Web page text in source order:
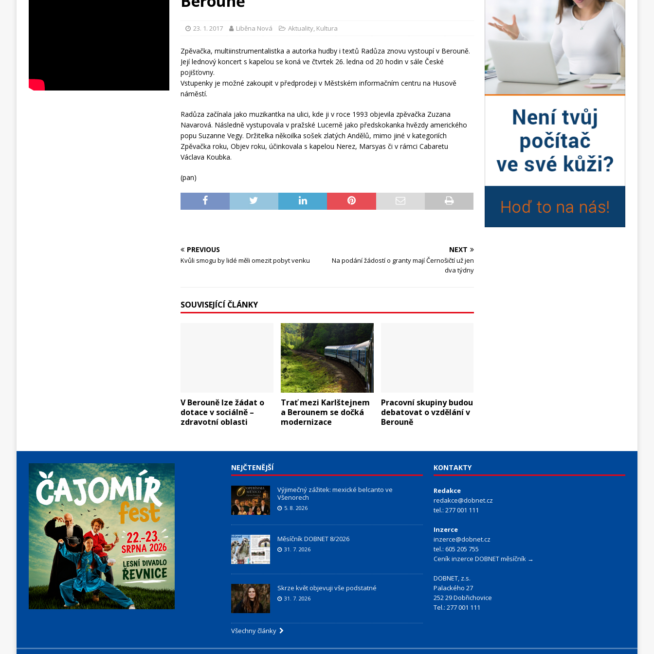
23. 1. 2017 Liběna Nová Aktuality, Kultura
Zpěvačka, multiinstrumentalistka a autorka hudby i textů Radůza znovu vystoupí v Berouně.
Její lednový koncert s kapelou se koná ve čtvrtek 26. ledna od 20 hodin v sále České
pojišťovny.
Vstupenky je možné zakoupit v předprodeji v Městském informačním centru na Husově
náměstí.
Radůza začínala jako muzikantka na ulici, kde ji v roce 1993 objevila zpěvačka Zuzana
Navarová. Následně vystupovala v pražské Lucerně jako předskokanka hvězdy amerického
popu Suzanne Vegy. Držitelka někoilka sošek zlatých Andělů, mimo jiné v kategoriích
Zpěvačka roku, Objev roku, účinkovala s kapelou Nerez, Marsyas či v rámci Cabaretu
Václava Koubka.
(pan)
PREVIOUS
Kvůli smogu by lidé měli omezit pobyt venku
NEXT
Na podání žádostí o granty mají Černošičtí už jen
dva týdny
SOUVISEJÍCÍ ČLÁNKY
V Berouně lze žádat o
dotace v sociálně –
zdravotní oblasti
Trať mezi Karlštejnem
a Berounem se dočká
modernizace
Pracovní skupiny budou
debatovat o vzdělání v
Berouně
NEJČTENĚJŠÍ
Výjimečný zážitek: mexické belcanto ve
Všenorech
5. 8. 2026
Měsíčník DOBNET 8/2026
31. 7. 2026
Skrze květ objevuji vše podstatné
31. 7. 2026
Všechny články
KONTAKTY
Redakce
redakce@dobnet.cz
tel.: 277 001 111
Inzerce
inzerce@dobnet.cz
tel.: 605 205 755
Ceník inzerce DOBNET měsíčník →
DOBNET, z.s.
Palackého 27
252 29 Dobřichovice
Tel.: 277 001 111